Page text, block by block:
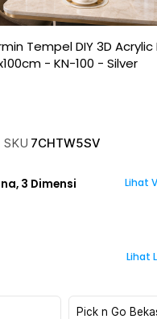
Tempel DIY 3D Acrylic
- KN-100 - Silver
SKU 7CHTW5SV
3 Dimensi Lihat
Lihat
Pick n Go